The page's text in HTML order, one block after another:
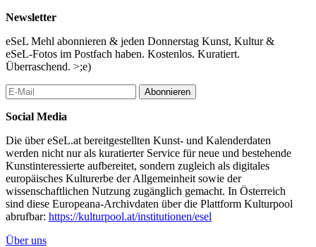
Newsletter
eSeL Mehl abonnieren & jeden Donnerstag Kunst, Kultur &
eSeL-Fotos im Postfach haben. Kostenlos. Kuratiert.
Überraschend. >;e)
Abonnieren
Social Media
Die über eSeL.at bereitgestellten Kunst- und Kalenderdaten
werden nicht nur als kuratierter Service für neue und bestehende
Kunstinteressierte aufbereitet, sondern zugleich als digitales
europäisches Kulturerbe der Allgemeinheit sowie der
wissenschaftlichen Nutzung zugänglich gemacht. In Österreich
sind diese Europeana-Archivdaten über die Plattform Kulturpool
abrufbar: https://kulturpool.at/institutionen/esel
Über uns